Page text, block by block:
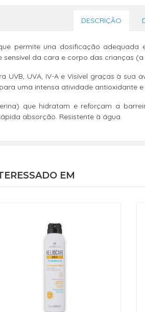
DESCRIÇÃO
permite una dosificação
da cara e corpo das crianças
UVB, UVA, IV-A e Visível graças à
uma intensa atividade antioxidante
que hidratam e reforçam a
absorção. Resistente à água.
EM